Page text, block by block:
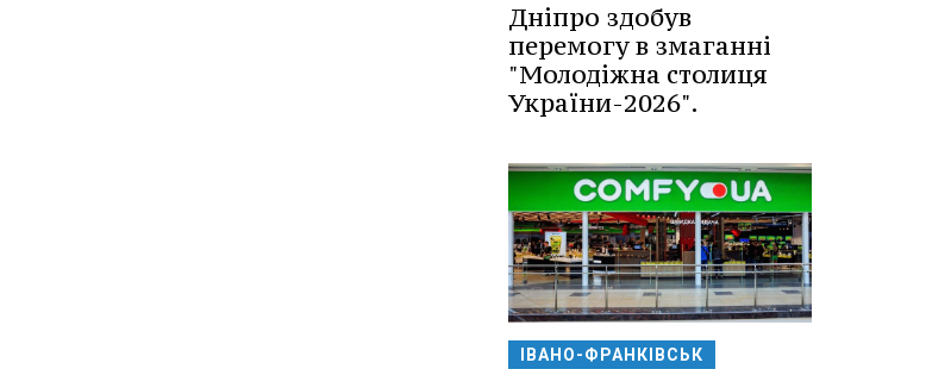
Дніпро здобув
перемогу в змаганні
"Молодіжна столиця
України-2026".
ІВАНО-ФРАНКІВСЬК